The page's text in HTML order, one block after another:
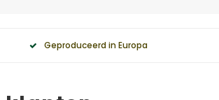
Geproduceerd in Europa